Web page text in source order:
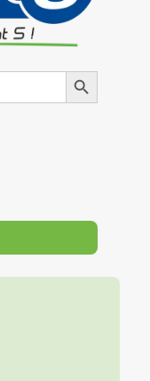
Search Button